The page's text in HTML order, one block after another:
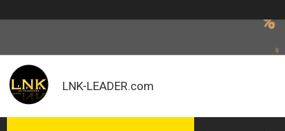
LNK-LEADER.com